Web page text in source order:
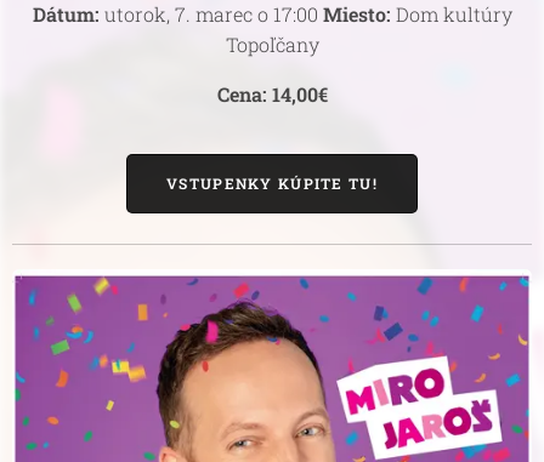
Dátum: utorok, 7. marec o 17:00 Miesto: Dom kultúry
Topoľčany
Cena: 14,00€
VSTUPENKY KÚPITE TU!